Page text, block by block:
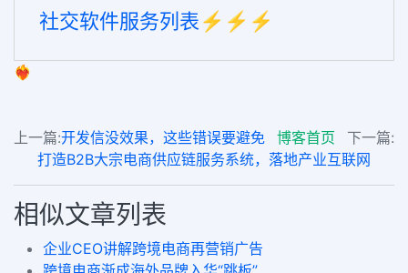
社交软件服务列表⚡️⚡️⚡️
❤️‍🔥
上一篇:开发信没效果，这些错误要避免 博客首页
下一篇:
打造B2B大宗电商供应链服务系统，落地产业互联网
相似文章列表
企业CEO讲解跨境电商再营销广告